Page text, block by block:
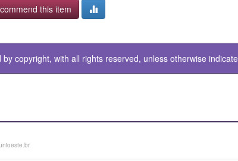
this item
copyright, with all rights reserved, unless otherwise